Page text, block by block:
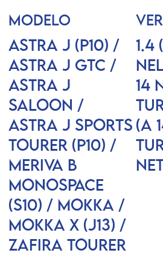
MODELO
ASTRA J (P10) /
ASTRA J GTC /
ASTRA J
Saloon /
ASTRA J Sports
Tourer (P10) /
MERIVA B
Monospace
(S10) / MOKKA /
MOKKA X (J13) /
ZAFIRA TOURER
1.4
14
(A